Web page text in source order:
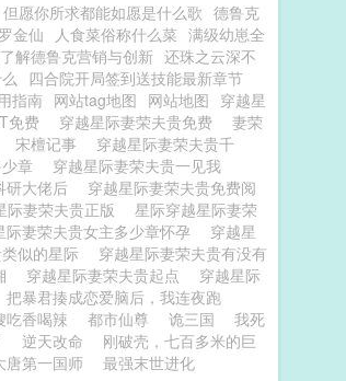
但愿你所求都能如愿是什么歌 德鲁克
金仙 人食菜俗称什么菜 满级幼崽全
解德鲁克营销与创新 还珠之云深不
四合院开局签到送技能最新章节
指南 网站tag地图 网站地图 穿越星
免费 穿越星际妻荣夫贵免费
妻荣
宋檀记事
穿越星际妻荣夫贵千
章
穿越星际妻荣夫贵一见我
研大佬后
穿越星际妻荣夫贵免费阅
际妻荣夫贵正版
星际穿越星际妻荣
际妻荣夫贵女主多少章怀孕
穿越星
似的星际
穿越星际妻荣夫贵有没有
穿越星际妻荣夫贵起点
穿越星际
把暴君揍成恋爱脑后，我连夜跑
吃香喝辣 都市仙尊 诡三国
我死
逆天改命
刚破壳，七百多米的巨
唐第一国师 最强末世进化